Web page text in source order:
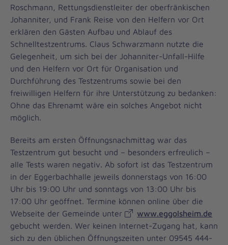
Roschmann, Rettungsdienstleiter der oberfränkischen
Johanniter, und Frank Reise von den Helfern vor Ort
erklären den Gästen Aufbau und Ablauf des
Schnelltestzentrums. Claus Schwarzmann nutzte die
Gelegenheit, um sich bei der Johanniter-Unfall-Hilfe
und den Helfern vor Ort für Organisation und
Durchführung des Testzentrums sowie bei den
freiwilligen Helfern für ihre Unterstützung zu bedanken:
Ohne das Ehrenamt wäre ein solches Angebot nicht
möglich.
Bereits am ersten Öffnungsnachmittag war das
Testzentrum gut besucht und – besonders erfreulich –
alle Tests waren negativ. Ab sofort ist das Testzentrum
in der Eggerbachhalle jeweils donnerstags von 16:00
Uhr bis 19:00 Uhr und sonntags von 13:00 Uhr bis
17:00 Uhr geöffnet. Termine können online über die
Webseite der Gemeinde unter
www.eggolsheim.de
gebucht werden. Wer keinen Internet-Zugang hat, kann
sich zu den üblichen Öffnungszeiten unter 09545 444-